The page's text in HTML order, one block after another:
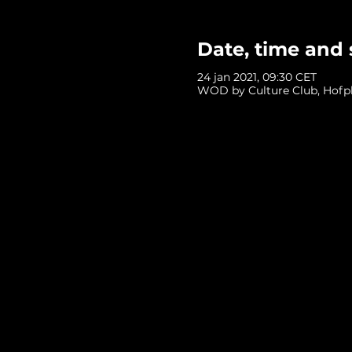
Date, time
24 jan 2021, 09:30 CET
WOD by Culture Club,